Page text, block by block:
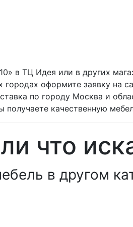
в ТЦ Идея или в других
оформите заявку на
по городу Москва и
качественную
что
в другом